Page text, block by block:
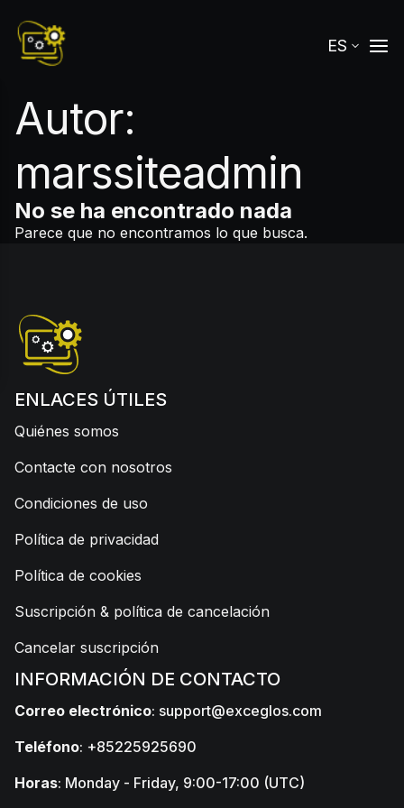
ES
Autor:
marssiteadmin
No se ha encontrado nada
Parece que no encontramos lo que busca.
ENLACES ÚTILES
Quiénes somos
Contacte con nosotros
Condiciones de uso
Política de privacidad
Política de cookies
Suscripción & política de cancelación
Cancelar suscripción
INFORMACIÓN DE CONTACTO
Correo electrónico: support@exceglos.com
Teléfono: +85225925690
Horas: Monday - Friday, 9:00-17:00 (UTC)